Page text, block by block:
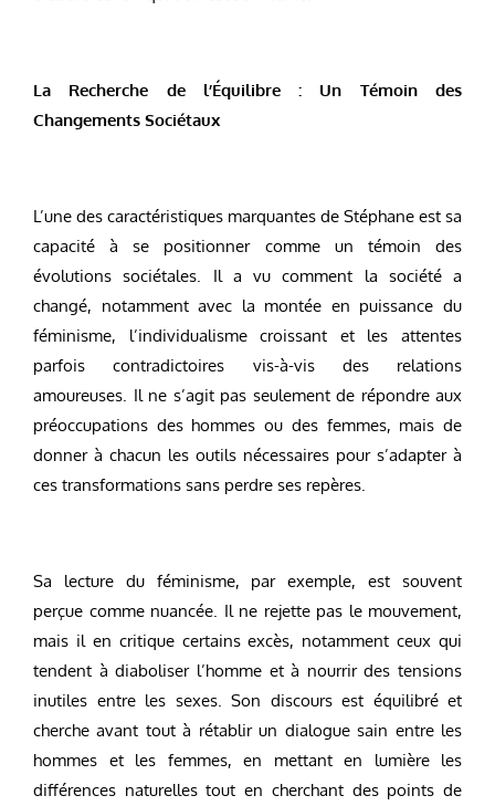
La Recherche de l’Équilibre : Un Témoin des
Changements Sociétaux
L’une des caractéristiques marquantes de Stéphane est sa
capacité à se positionner comme un témoin des
évolutions sociétales. Il a vu comment la société a
changé, notamment avec la montée en puissance du
féminisme, l’individualisme croissant et les attentes
parfois contradictoires vis-à-vis des relations
amoureuses. Il ne s’agit pas seulement de répondre aux
préoccupations des hommes ou des femmes, mais de
donner à chacun les outils nécessaires pour s’adapter à
ces transformations sans perdre ses repères.
Sa lecture du féminisme, par exemple, est souvent
perçue comme nuancée. Il ne rejette pas le mouvement,
mais il en critique certains excès, notamment ceux qui
tendent à diaboliser l’homme et à nourrir des tensions
inutiles entre les sexes. Son discours est équilibré et
cherche avant tout à rétablir un dialogue sain entre les
hommes et les femmes, en mettant en lumière les
différences naturelles tout en cherchant des points de